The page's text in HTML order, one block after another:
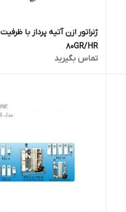
ژنراتور ازن آتیه پرداز با ظرفیت
80GR/HR
تماس بگیرید